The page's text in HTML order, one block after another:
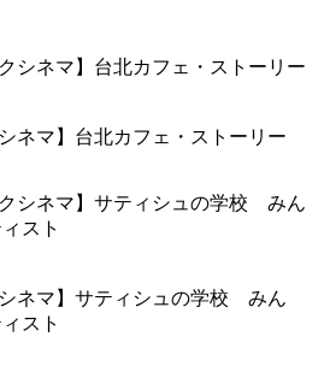
ネマ】台北カフェ・ストーリー
シネマ】サティシュの学校 みん
スト